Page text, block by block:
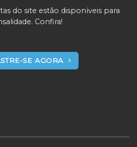
do site estão disponíveis para
Confira!
SE AGORA